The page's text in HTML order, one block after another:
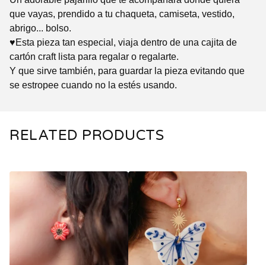
que vayas, prendido a tu chaqueta, camiseta, vestido,
abrigo... bolso.
♥Esta pieza tan especial, viaja dentro de una cajita de
cartón craft lista para regalar o regalarte.
Y que sirve también, para guardar la pieza evitando que
se estropee cuando no la estés usando.
RELATED PRODUCTS